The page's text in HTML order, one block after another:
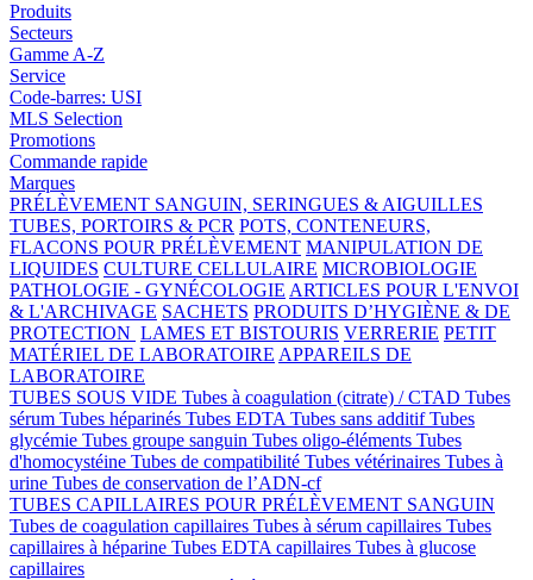
Produits
Secteurs
Gamme A-Z
Service
Code-barres: USI
MLS Selection
Promotions
Commande rapide
Marques
PRÉLÈVEMENT SANGUIN, SERINGUES & AIGUILLES
TUBES, PORTOIRS & PCR POTS, CONTENEURS,
FLACONS POUR PRÉLÈVEMENT MANIPULATION DE
LIQUIDES CULTURE CELLULAIRE MICROBIOLOGIE
PATHOLOGIE - GYNÉCOLOGIE ARTICLES POUR L'ENVOI
& L'ARCHIVAGE SACHETS PRODUITS D’HYGIÈNE & DE
PROTECTION LAMES ET BISTOURIS VERRERIE PETIT
MATÉRIEL DE LABORATOIRE APPAREILS DE
LABORATOIRE
TUBES SOUS VIDE Tubes à coagulation (citrate) / CTAD Tubes
sérum Tubes héparinés Tubes EDTA Tubes sans additifTubes
glycémie Tubes groupe sanguin Tubes oligo-éléments Tubes
d'homocystéine Tubes de compatibilité Tubes vétérinaires Tubes à
urine Tubes de conservation de l’ADN-cf
TUBES CAPILLAIRES POUR PRÉLÈVEMENT SANGUIN
Tubes de coagulation capillaires Tubes à sérum capillaires Tubes
capillaires à héparine Tubes EDTA capillaires Tubes à glucose
capillaires